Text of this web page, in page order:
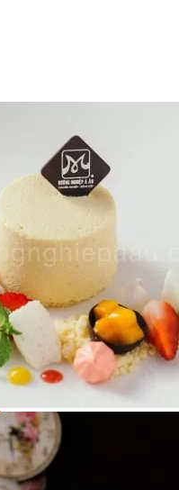
Việt
Âu
Á
Nhật
Hoa